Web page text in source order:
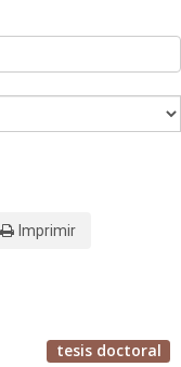
Imprimir
tesis doctoral